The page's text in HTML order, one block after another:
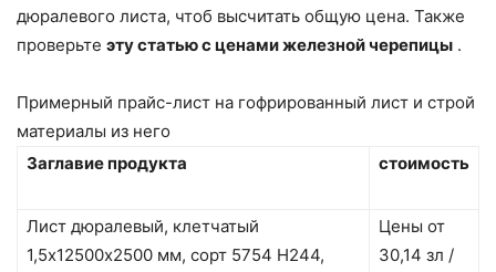
дюралевого листа, чтоб высчитать общую цена. Также
проверьте эту статью с ценами железной черепицы .
Примерный прайс-лист на гофрированный лист и строй
материалы из него
Заглавие продукта
стоимость
Лист дюралевый, клетчатый
1,5х12500х2500 мм, сорт 5754 Н244,
Цены от
30,14 зл /